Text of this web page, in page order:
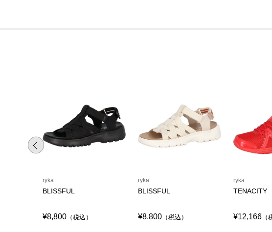
ryka
BLISSFUL
¥8,800 （税込）
ryka
BLISSFUL
¥8,800 （税込）
ryka
TENACITY
¥12,166 （